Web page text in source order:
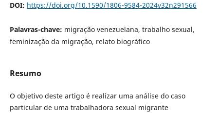
DOI: https://doi.org/10.1590/1806-9584-2024v32n291566
Palavras-chave: migração venezuelana, trabalho sexual,
feminização da migração, relato biográfico
Resumo
O objetivo deste artigo é realizar uma análise do caso
particular de uma trabalhadora sexual migrante